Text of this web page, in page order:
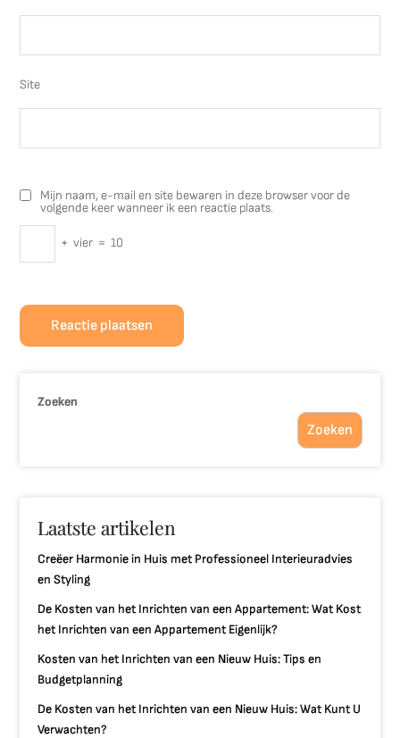
Site
Mijn naam, e-mail en site bewaren in deze browser voor de
volgende keer wanneer ik een reactie plaats.
+ vier = 10
Zoeken
Zoeken
Laatste artikelen
Creëer Harmonie in Huis met Professioneel Interieuradvies
en Styling
De Kosten van het Inrichten van een Appartement: Wat Kost
het Inrichten van een Appartement Eigenlijk?
Kosten van het Inrichten van een Nieuw Huis: Tips en
Budgetplanning
De Kosten van het Inrichten van een Nieuw Huis: Wat Kunt U
Verwachten?